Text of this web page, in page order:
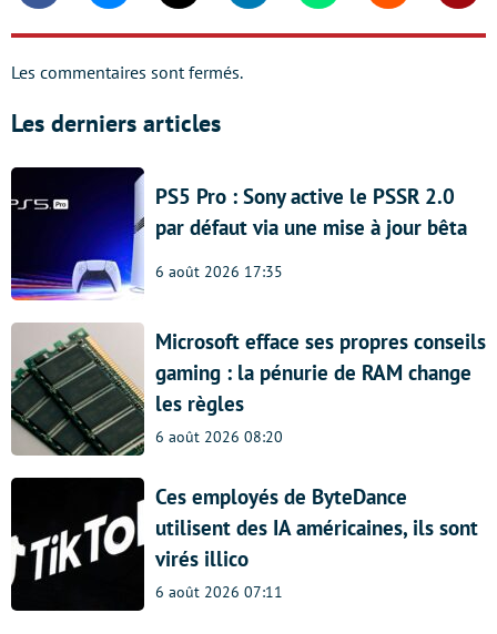
Les commentaires sont fermés.
Les derniers articles
PS5 Pro : Sony active le PSSR 2.0
par défaut via une mise à jour bêta
6 août 2026 17:35
Microsoft efface ses propres conseils
gaming : la pénurie de RAM change
les règles
6 août 2026 08:20
Ces employés de ByteDance
utilisent des IA américaines, ils sont
virés illico
6 août 2026 07:11